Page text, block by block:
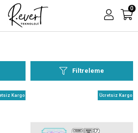
0
Filtreleme
Kargo Ücretsiz Kargo